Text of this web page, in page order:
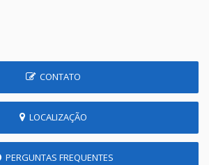
CONTATO
LOCALIZAÇÃO
PERGUNTAS FREQUENTES